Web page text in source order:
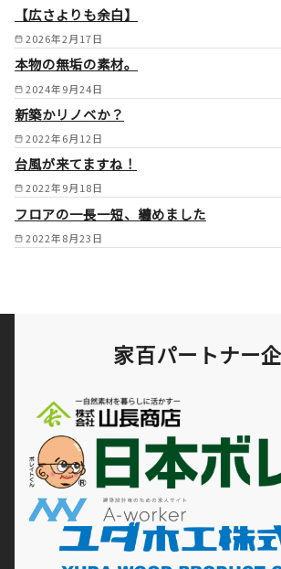
市/芦屋市/豊能郡/箕面
市/ /
2026年2月17日
【広さよりも余白】
2024年9月24日
本物の無垢の素材。
2022年6月12日
新築かリノベか？
2022年9月18日
台風が来てますね！
2022年8月23日
フロアの一長一短、纏めました
家百パートナー